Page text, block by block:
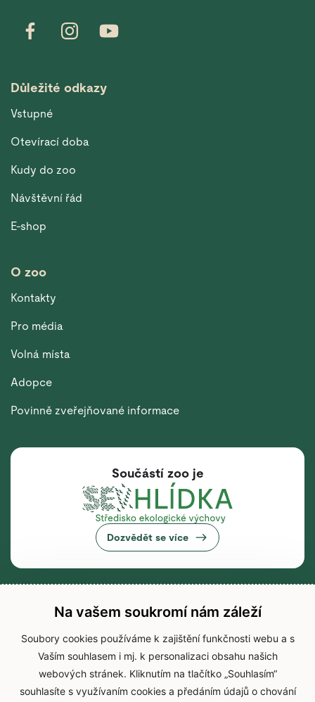
Důležité odkazy
Vstupné
Otevírací doba
Kudy do zoo
Návštěvní řád
E-shop
O zoo
Kontakty
Pro média
Volná místa
Adopce
Povinně zveřejňované informace
Součástí zoo je
Dozvědět se více
Na vašem soukromí nám záleží
Soubory cookies používáme k zajištění funkčnosti webu a s
Vaším souhlasem i mj. k personalizaci obsahu našich
webových stránek. Kliknutím na tlačítko „Souhlasím“
souhlasíte s využívaním cookies a předáním údajů o chování